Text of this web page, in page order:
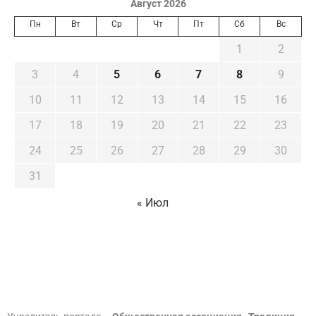
Август 2026
Пн Вт Ср Чт Пт Сб Вс
1
2
3
4 5 6 7 8
9
10
11 12 13 14 15
16
17
18 19 20 21 22
23
24
25 26 27 28 29
30
31
« Июл